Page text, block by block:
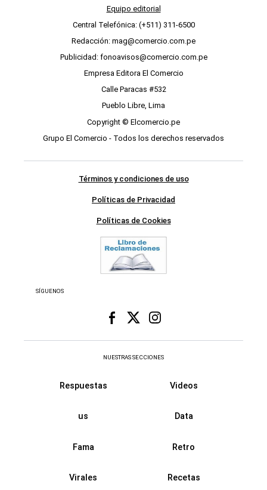
Equipo editorial
Central Telefónica: (+511) 311-6500
Redacción: mag@comercio.com.pe
Publicidad: fonoavisos@comercio.com.pe
Empresa Editora El Comercio
Calle Paracas #532
Pueblo Libre, Lima
Copyright © Elcomercio.pe
Grupo El Comercio - Todos los derechos reservados
Términos y condiciones de uso
Políticas de Privacidad
Políticas de Cookies
SÍGUENOS
NUESTRAS SECCIONES
Respuestas Videos
us Data
Fama Retro
Virales Recetas